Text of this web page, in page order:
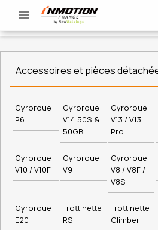

Accessoires et pièces
Gyroroue
P6
Gyroroue
V14 50S &
50GB
Gyroroue
V13 / V13
Pro
Gyroroue
V10 / V10F
Gyroroue
V9
Gyroroue
V8 / V8F /
V8S
Gyroroue
E20
Trottinette
RS
Trottinette
Climber